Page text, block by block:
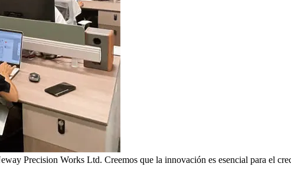
Precision Works Ltd. Creemos que la innovación es esencial para el